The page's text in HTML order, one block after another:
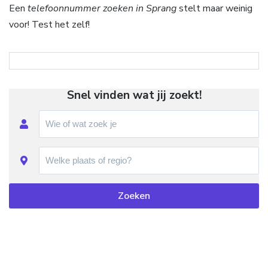
Een telefoonnummer zoeken in Sprangstelt maar weinig
voor! Test het zelf!
Snel vinden wat jij zoekt!